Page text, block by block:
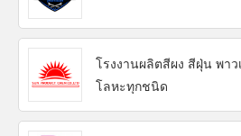
โรงงานผลิตสีผง สีฝุ่น พาว
โลหะทุกชนิด